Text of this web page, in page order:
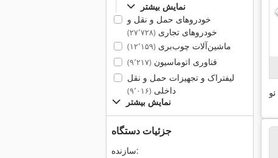
نمایش بیشتر
خودروهای حمل و نقل و
خودروهای تجاری(۲۷٬۷۲۸)
ماشین‌آلات چوب‌بری(۱۲٬۱۵۹)
فناوری اتوماسیون(۹٬۲۱۷)
لیفتراک و تجهیزات حمل و نقل
داخلی(۹٬۰۱۶)
نمایش بیشتر
جزئیات دستگاه
سازنده:
نو